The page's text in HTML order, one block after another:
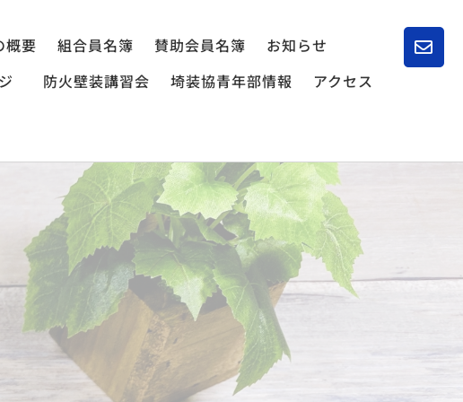
概要 組合員名簿 賛助会員名簿
お知らせ
防火壁装講習会 埼装協青年部情報
アクセス